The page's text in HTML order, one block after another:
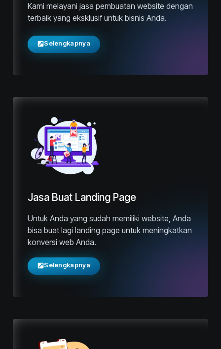
Kami melayani jasa pembuatan website dengan
terbaik yang eksklusif untuk bisnis Anda.
Selengkapnya
Jasa Buat Landing Page
Untuk Anda yang sudah memiliki website, Anda
bisa buat lagi landing page untuk meningkatkan
konversi web Anda.
Selengkapnya